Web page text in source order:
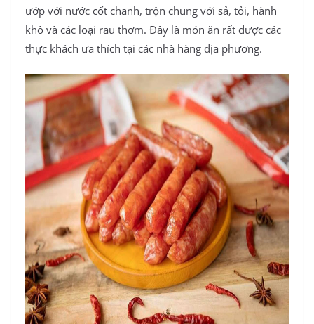
ướp với nước cốt chanh, trộn chung với sả, tỏi, hành
khô và các loại rau thơm. Đây là món ăn rất được các
thực khách ưa thích tại các nhà hàng địa phương.